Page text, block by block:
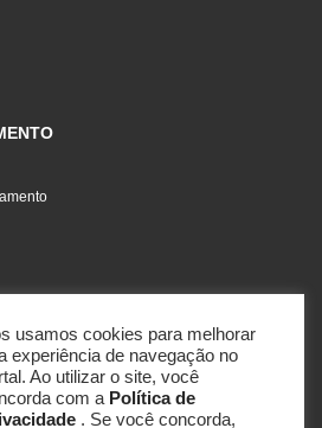
usamos cookies para melhorar
experiência de navegação no
Ao utilizar o site, você
com a Política de
. Se você concorda,